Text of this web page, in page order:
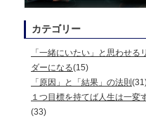
カテゴリー
「一緒にいたい」と思わせる
ダーになる(15)
「原因」と「結果」の法則
１つ目標を持てば人生は一変
(33)